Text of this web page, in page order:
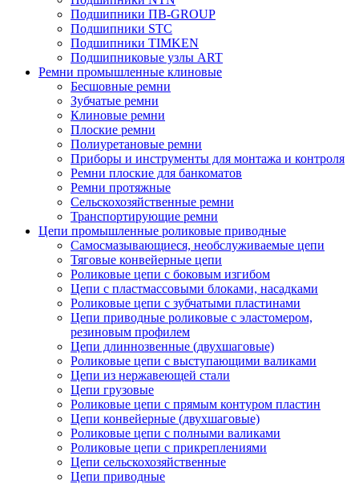
Подшипники ПВ-GROUP
Подшипники STC
Подшипники TIMKEN
Подшипниковые узлы ART
Ремни промышленные клиновые
Бесшовные ремни
Зубчатые ремни
Клиновые ремни
Плоские ремни
Полиуретановые ремни
Приборы и инструменты для монтажа и контроля
Ремни плоские для банкоматов
Ремни протяжные
Сельскохозяйственные ремни
Транспортирующие ремни
Цепи промышленные роликовые приводные
Самосмазывающиеся, необслуживаемые цепи
Тяговые конвейерные цепи
Роликовые цепи с боковым изгибом
Цепи с пластмассовыми блоками, насадками
Роликовые цепи с зубчатыми пластинами
Цепи приводные роликовые с эластомером,
резиновым профилем
Цепи длиннозвенные (двухшаговые)
Роликовые цепи с выступающими валиками
Цепи из нержавеющей стали
Цепи грузовые
Роликовые цепи с прямым контуром пластин
Цепи конвейерные (двухшаговые)
Роликовые цепи с полными валиками
Роликовые цепи с прикреплениями
Цепи сельскохозяйственные
Цепи приводные